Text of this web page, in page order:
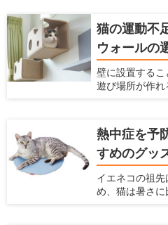
愛猫に不適切な
きな悩みとなり
といでしまい
柱・ソファー
適切な場所での
爪とぎ場を十分
猫の運動不
ウォールの
壁に設置するこ
遊び場所が作れ
場所にいた方
いう本能から
行動可能範囲が
猫のストレス
ます。 最近の
パーツをそれぞ
熱中症を予
すめのグッ
イエネコの祖
め、猫は暑さに